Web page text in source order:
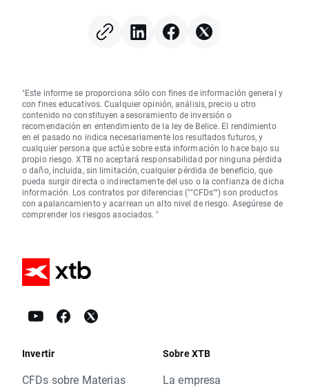
"Este informe se proporciona sólo con fines de información general y
con fines educativos. Cualquier opinión, análisis, precio u otro
contenido no constituyen asesoramiento de inversión o
recomendación en entendimiento de la ley de Belice. El rendimiento
en el pasado no indica necesariamente los resultados futuros, y
cualquier persona que actúe sobre esta información lo hace bajo su
propio riesgo. XTB no aceptará responsabilidad por ninguna pérdida
o daño, incluida, sin limitación, cualquier pérdida de beneficio, que
pueda surgir directa o indirectamente del uso o la confianza de dicha
información. Los contratos por diferencias (""CFDs"") son productos
con apalancamiento y acarrean un alto nivel de riesgo. Asegúrese de
comprender los riesgos asociados. "
Invertir
CFDs sobre Materias
Sobre XTB
La empresa